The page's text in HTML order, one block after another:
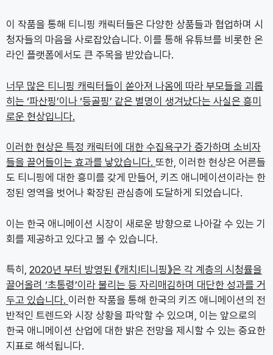
이 작품을 통해 티니핑 캐릭터들은 다양한 상품들과 협업하며 시
청자들의 마음을 사로잡았습니다. 이를 통해 유튜브를 비롯한 온
라인 플랫폼에서도 큰 주목을 받았습니다.
너무 많은 티니핑 캐릭터들이 쏟아져 나옴에 따라 부모들을 괴롭
히는 ‘파산핑’이나 ‘등골핑’ 같은 별명이 생겨났다는 사실은 흥미
로운 현상입니다.
이러한 현상은 특정 캐릭터에 대한 수집욕구가 증가하며 소비자
들을 끌어들이는 효과를 낳았습니다. 또한, 이러한 현상은 어른들
도 티니핑에 대한 흥미를 갖게 만들어, 키즈 애니메이션이라는 한
정된 영역을 벗어나 확장된 관심층에 도달하게 되었습니다.
이는 한국 애니메이션 시장이 새로운 방향으로 나아갈 수 있는 기
회를 제공하고 있다고 볼 수 있습니다.
특히, 2020년 부터 방영된 《캐치!티니핑》은 각 계층의 시청률을
끌어올려 ‘초통령’이라 불리는 등 자리매김하며 대단한 성과를 거
두고 있습니다. 이러한 작품을 통해 한국의 키즈 애니메이션의 전
반적인 트렌드와 시장 상황을 파악할 수 있으며, 이는 앞으로의
한국 애니메이션 산업에 대한 밝은 전망을 제시할 수 있는 중요한
지표로 해석됩니다.